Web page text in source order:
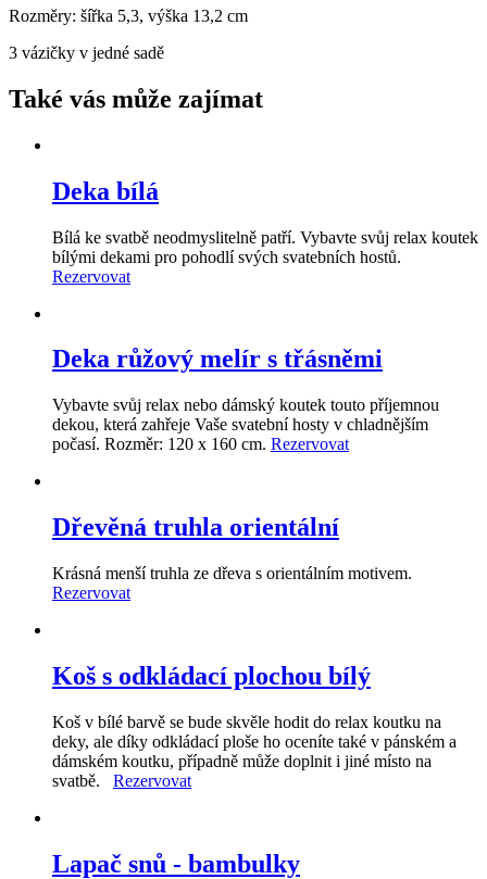
Rozměry: šířka 5,3, výška 13,2 cm
3 vázičky v jedné sadě
Také vás může zajímat
Deka bílá
Bílá ke svatbě neodmyslitelně patří. Vybavte svůj relax koutek
bílými dekami pro pohodlí svých svatebních hostů.
Rezervovat
Deka růžový melír s třásněmi
Vybavte svůj relax nebo dámský koutek touto příjemnou
dekou, která zahřeje Vaše svatební hosty v chladnějším
počasí. Rozměr: 120 x 160 cm. Rezervovat
Dřevěná truhla orientální
Krásná menší truhla ze dřeva s orientálním motivem.
Rezervovat
Koš s odkládací plochou bílý
Koš v bílé barvě se bude skvěle hodit do relax koutku na
deky, ale díky odkládací ploše ho oceníte také v pánském a
dámském koutku, případně může doplnit i jiné místo na
svatbě. Rezervovat
Lapač snů - bambulky